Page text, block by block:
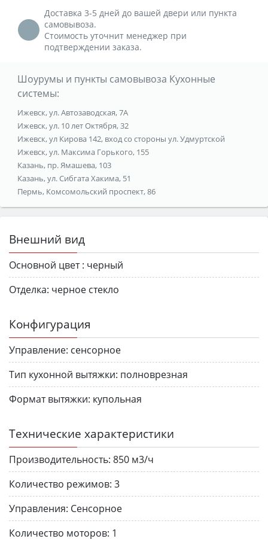
Доставка 3-5 дней до вашей двери или пункта
самовывоза.
Стоимость уточнит менеджер при
подтверждении заказа.
Шоурумы и пункты самовывоза Кухонные
системы:
Ижевск, ул. Автозаводская, 7А
Ижевск, ул. 10 лет Октября, 32
Ижевск, ул Кирова 142, вход со стороны ул. Удмуртской
Ижевск, ул. Максима Горького, 155
Казань, пр. Ямашева, 103
Казань, ул. Сибгата Хакима, 51
Пермь, Комсомольский проспект, 86
Внешний вид
Основной цвет : черный
Отделка: черное стекло
Конфигурация
Управление: сенсорное
Тип кухонной вытяжки: полноврезная
Формат вытяжки: купольная
Технические характеристики
Производительность: 850 м3/ч
Количество режимов: 3
Управления: Сенсорное
Количество моторов: 1